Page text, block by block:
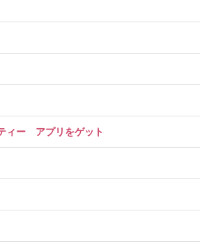
ィー アプリをゲット